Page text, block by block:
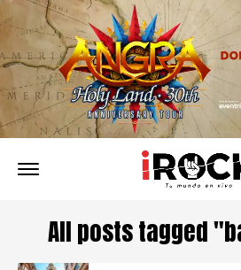
All posts tagged